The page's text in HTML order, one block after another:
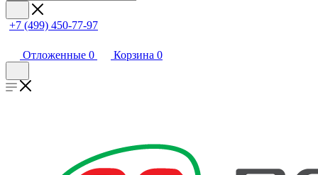
+7 (499) 450-77-97
Отложенные 0 Корзина 0